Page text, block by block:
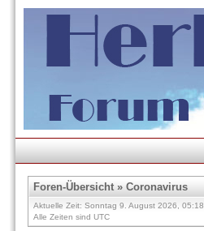
Foren-Übersicht» Coronavirus
Aktuelle Zeit: Sonntag 9. August 2026, 05:18
Alle Zeiten sind UTC